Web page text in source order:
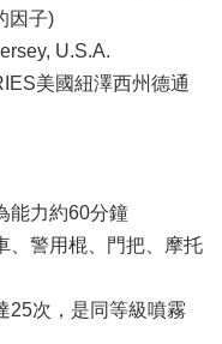
因子)
U.S.A.
美國紐澤西州德通
能力約60分鐘
、警用棍、門把、摩托
25次，是同等級噴霧